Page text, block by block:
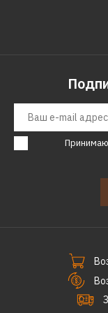
Принимаю